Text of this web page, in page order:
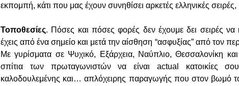
εκπομπή, κάτι που μας έχουν συνηθίσει αρκετές ελληνικές
Τοποθεσίες. Πόσες και πόσες φορές δεν έχουμε δει σειρές να
έχεις από ένα σημείο και μετά την αίσθηση “ασφυξίας” από τον
Με γυρίσματα σε Ψυχικό, Εξάρχεια, Ναύπλιο, Θεσσαλονίκη
σπίτια των πρωταγωνιστών να είναι actual κατοικίες
καλοδουλεμένης και… απλόχειρης παραγωγής που στον βωμό